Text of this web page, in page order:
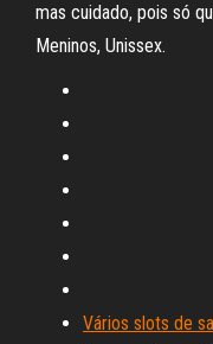
mas cuidado, pois só
Meninos, Unissex.
Vários slots de